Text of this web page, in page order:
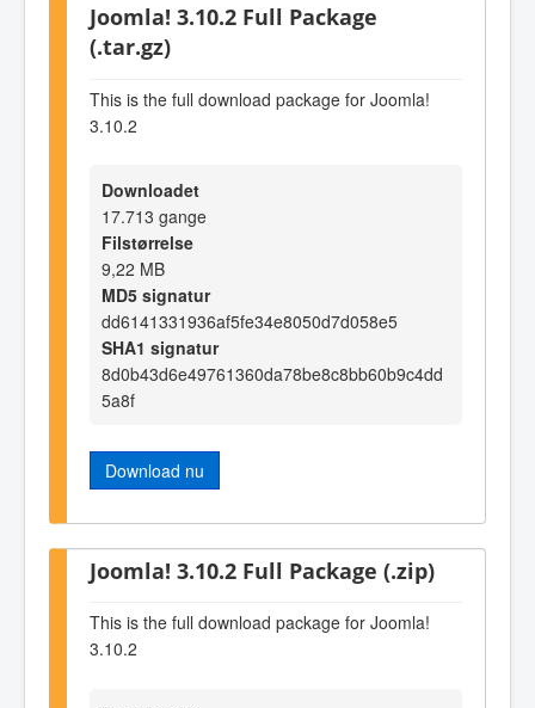
Joomla! 3.10.2 Full Package
(.tar.gz)
This is the full download package for Joomla!
3.10.2
Downloadet
17.713 gange
Filstørrelse
9,22 MB
MD5 signatur
dd6141331936af5fe34e8050d7d058e5
SHA1 signatur
8d0b43d6e49761360da78be8c8bb60b9c4dd
5a8f
Download nu
Joomla! 3.10.2 Full Package (.zip)
This is the full download package for Joomla!
3.10.2